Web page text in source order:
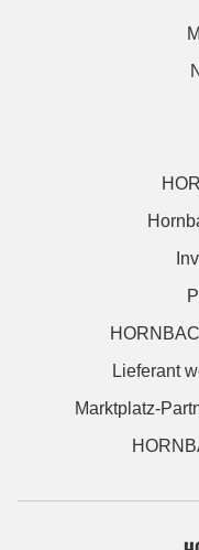
Lieferant
Marktplatz-